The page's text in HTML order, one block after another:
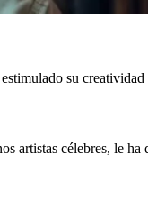
su
célebres, le ha